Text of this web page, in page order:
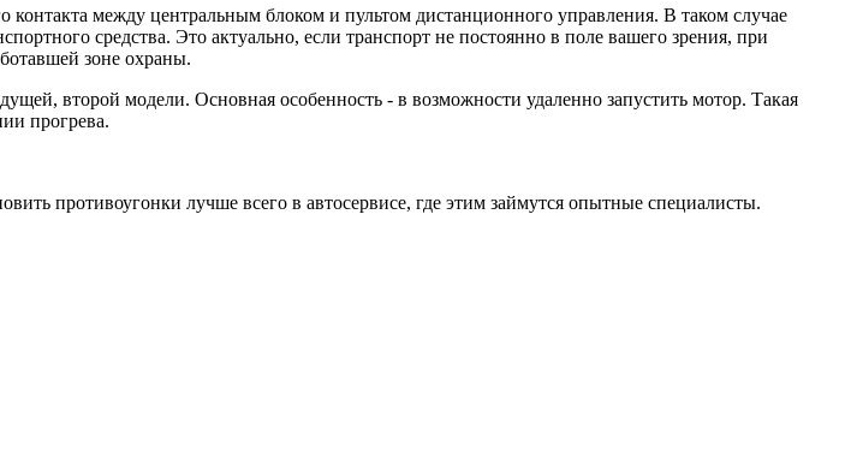
контакта между центральным блоком и пультом дистанционного управления. В таком случае
средства. Это актуально, если транспорт не постоянно в поле вашего зрения, при
зоне охраны.
второй модели. Основная особенность - в возможности удаленно запустить мотор. Такая
прогрева.
противоугонки лучше всего в автосервисе, где этим займутся опытные специалисты.